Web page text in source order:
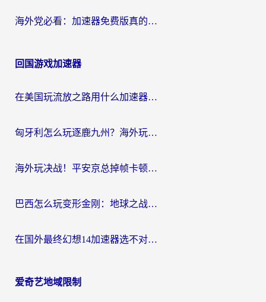
海外党必看：加速器免费版真的能解决回国访问难题吗？附实用选择指南
回国游戏加速器
在美国玩流放之路用什么加速器？海外党国服游戏不卡顿的终极攻略
匈牙利怎么玩逐鹿九州？海外玩家国服游戏加速器终极指南（附永劫无间荣耀新三国解决方案）
海外玩决战！平安京总掉帧卡顿？用什么加速器比较好？实测指南来了
巴西怎么玩变形金刚：地球之战？海外玩家国服游戏加速终极指南（附新诛仙延迟密室逃脱18解决办法）
在国外最终幻想14加速器选不对？海外玩家的国服游戏加速避坑指南
爱奇艺地域限制